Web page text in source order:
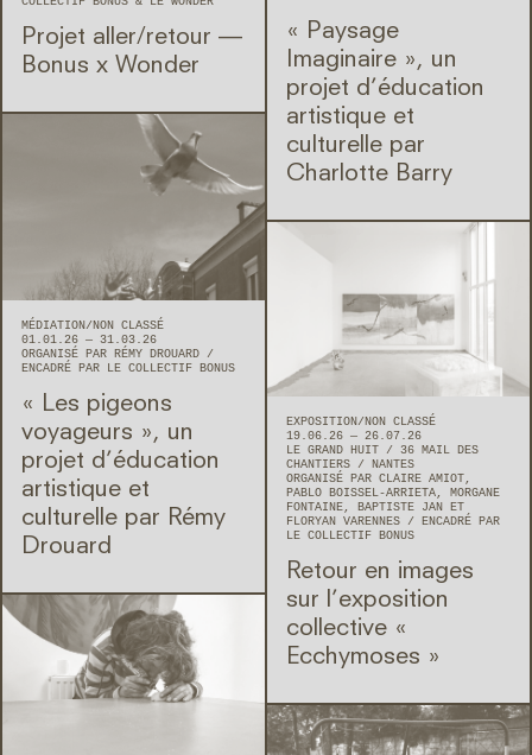
Projet aller/retour —
Bonus x Wonder
« Paysage
Imaginaire », un
projet d’éducation
artistique et
culturelle par
Charlotte Barry
MÉDIATION
NON CLASSÉ
01.01.26 — 31.03.26
ORGANISÉ PAR RÉMY DROUARD
ENCADRÉ PAR LE COLLECTIF BONUS
« Les pigeons
voyageurs », un
projet d’éducation
artistique et
culturelle par Rémy
Drouard
EXPOSITION NON CLASSÉ
19.06.26 — 26.07.26
LE GRAND HUIT
36 MAIL DES
CHANTIERS
NANTES
ORGANISÉ PAR CLAIRE AMIOT,
PABLO BOISSEL-ARRIETA, MORGANE
FONTAINE, BAPTISTE JAN ET
FLORYAN VARENNES
ENCADRÉ PAR
LE COLLECTIF BONUS
Retour en images
sur l’exposition
collective «
Ecchymoses »